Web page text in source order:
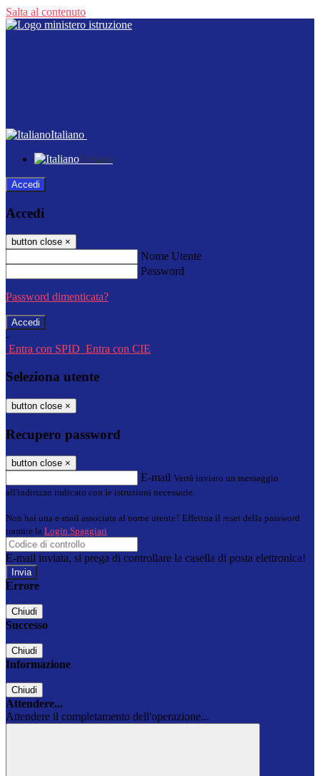
Salta al contenuto
Italiano
Italiano
Accedi
Accedi
button close ×
Nome Utente
Password
Password dimenticata?
-
Entra con SPID Entra con CIE
Seleziona utente
button close ×
Recupero password
button close ×
E-mail Verrà inviato un messaggio
all'indirizzo indicato con le istruzioni necessarie.
Non hai una e-mail associata al nome utente? Effettua il reset della password
tramite la Login Spaggiari
E-mail inviata, si prega di controllare la casella di posta elettronica!
Errore
Chiudi
Successo
Chiudi
Informazione
Chiudi
Attendere...
Attendere il completamento dell'operazione...